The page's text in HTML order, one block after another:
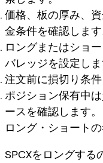
価格、板の厚み、
金条件を確認します
ロングまたはショ
バレッジを設定しま
注文前に損切り条件
ポジション保有中
ースを確認します。
ロング・ショート
SPCXをロングする